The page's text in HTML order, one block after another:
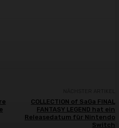
COLLECTION of SaGa FINAL
FANTASY LEGEND hat ein
Releasedatum für Nintendo
Switch